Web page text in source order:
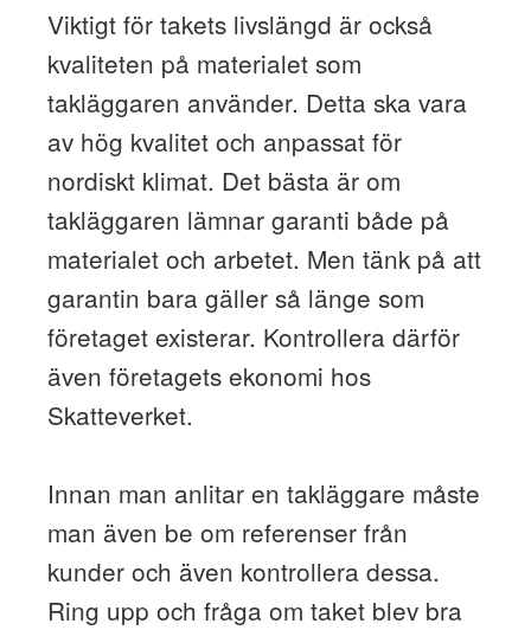
Viktigt för takets livslängd är också
kvaliteten på materialet som
takläggaren använder. Detta ska vara
av hög kvalitet och anpassat för
nordiskt klimat. Det bästa är om
takläggaren lämnar garanti både på
materialet och arbetet. Men tänk på att
garantin bara gäller så länge som
företaget existerar. Kontrollera därför
även företagets ekonomi hos
Skatteverket.
Innan man anlitar en takläggare måste
man även be om referenser från
kunder och även kontrollera dessa.
Ring upp och fråga om taket blev bra